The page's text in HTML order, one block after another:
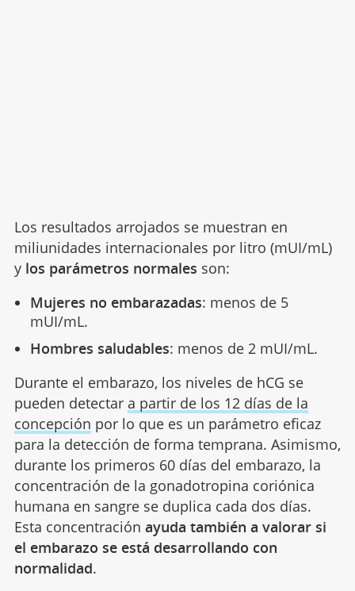
Los resultados arrojados se muestran en
miliunidades internacionales por litro (mUI/mL)
y los parámetros normales son:
Mujeres no embarazadas: menos de 5
mUI/mL.
Hombres saludables: menos de 2 mUI/mL.
Durante el embarazo, los niveles de hCG se
pueden detectar a partir de los 12 días de la
concepción por lo que es un parámetro eficaz
para la detección de forma temprana. Asimismo,
durante los primeros 60 días del embarazo, la
concentración de la gonadotropina coriónica
humana en sangre se duplica cada dos días.
Esta concentración ayuda también a valorar si
el embarazo se está desarrollando con
normalidad.